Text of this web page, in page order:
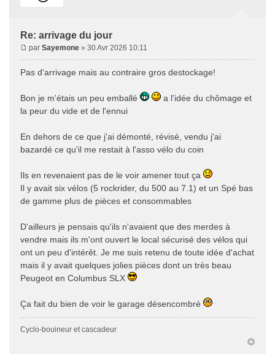
Re: arrivage du jour
par Sayemone » 30 Avr 2026 10:11
Pas d'arrivage mais au contraire gros destockage!
Bon je m'étais un peu emballé
a l'idée du chômage et
la peur du vide et de l'ennui
En dehors de ce que j'ai démonté, révisé, vendu j'ai
bazardé ce qu'il me restait à l'asso vélo du coin
Ils en revenaient pas de le voir amener tout ça
Il y avait six vélos (5 rockrider, du 500 au 7.1) et un Spé bas
de gamme plus de pièces et consommables
D'ailleurs je pensais qu'ils n'avaient que des merdes à
vendre mais ils m'ont ouvert le local sécurisé des vélos qui
ont un peu d'intérêt. Je me suis retenu de toute idée d'achat
mais il y avait quelques jolies pièces dont un très beau
Peugeot en Columbus SLX
Ça fait du bien de voir le garage désencombré
Cyclo-bouineur et cascadeur